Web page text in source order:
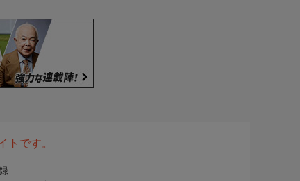
トです。